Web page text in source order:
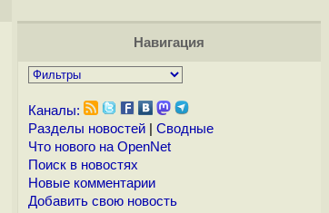
Навигация
Каналы:
Разделы новостей| Сводные
Что нового на OpenNet
Поиск в новостях
Новые комментарии
Добавить свою новость